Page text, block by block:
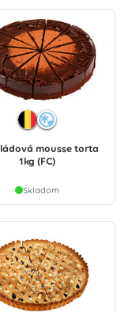
mousse torta
1kg (FC)
Skladom